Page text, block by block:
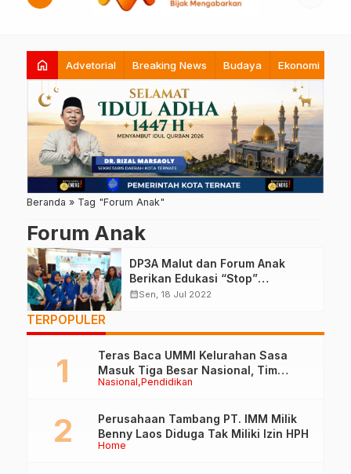
home Advetorial Breaking News Budaya Ekonomi
Beranda » Tag "Forum Anak"
Forum Anak
DP3A Malut dan Forum Anak
Berikan Edukasi “Stop”
Kekerasan Kepada Anak
calendar_monthSen, 18 Jul 2022
TERPOPULER
Nasional Pendidikan
Teras Baca UMMI Kelurahan Sasa
Masuk Tiga Besar Nasional, Tim
Penilai Lakukan Visitasi di Ternate
Home
Perusahaan Tambang PT. IMM Milik
Benny Laos Diduga Tak Miliki Izin HPH